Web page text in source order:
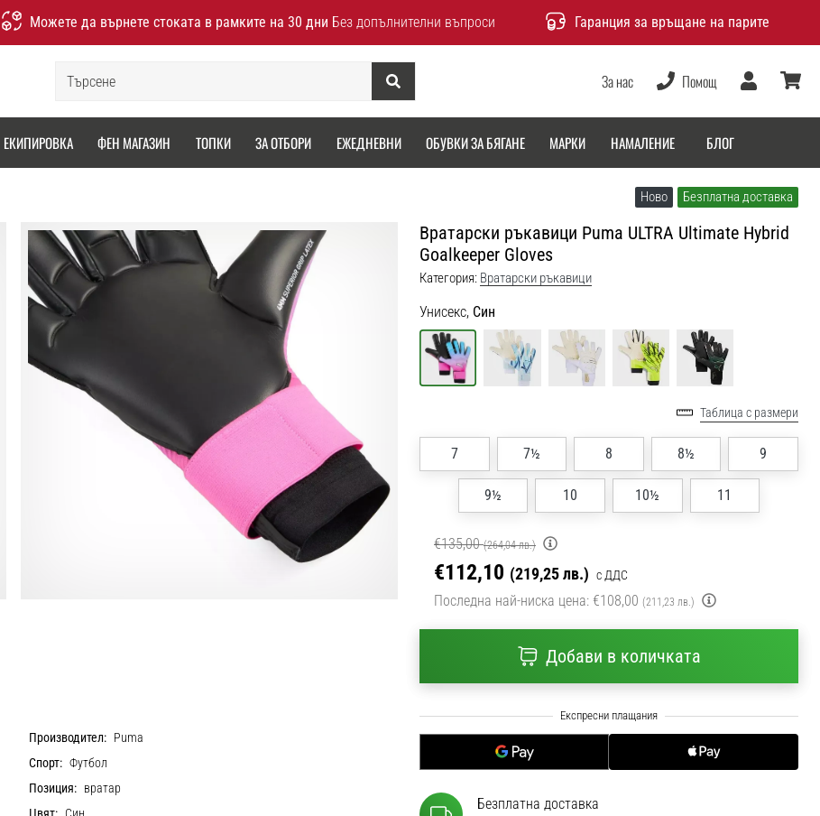
Можете да върнете стоката в рамките на 30 дни Без допълнителни въпроси Гаранция за връщане на парите
Търсене
За нас Помощ
Потребител
ЕКИПИРОВКА ФЕН МАГАЗИН ТОПКИ ЗА ОТБОРИ ЕЖЕДНЕВНИ ОБУВКИ ЗА БЯГАНЕ МАРКИ НАМАЛЕНИЕ БЛОГ
Ново Безплатна доставка
Вратарски ръкавици Puma ULTRA Ultimate Hybrid
Goalkeeper Gloves
Категория: Вратарски ръкавици
Унисекс, Син
Таблица с размери
7 7½ 8 8½ 9
9½ 10 10½ 11
€135,00 (264,04 лв.)
€112,10 (219,25 лв.) с ДДС
Последна най-ниска цена: €108,00 (211,23 лв.)
Добави в количката
Безплатна доставка
Производител: Puma
Спорт: Футбол
Позиция: вратар